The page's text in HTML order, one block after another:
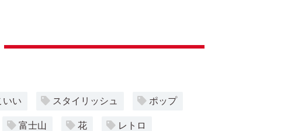
いい スタイリッシュ ポップ
富士山 花 レトロ